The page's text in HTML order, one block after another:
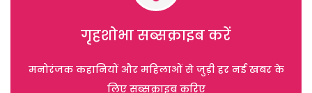
गृहशोभा सब्सक्राइब करें
मनोरंजक कहानियों और महिलाओं से जुड़ी हर नई खबर के
लिए सब्सक्राइब करिए